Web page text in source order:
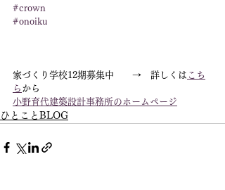
#crown
#onoiku
家づくり学校12期募集中　　→　詳しくは こち
ら から
小野育代建築設計事務所のホームページ
ひとことBLOG